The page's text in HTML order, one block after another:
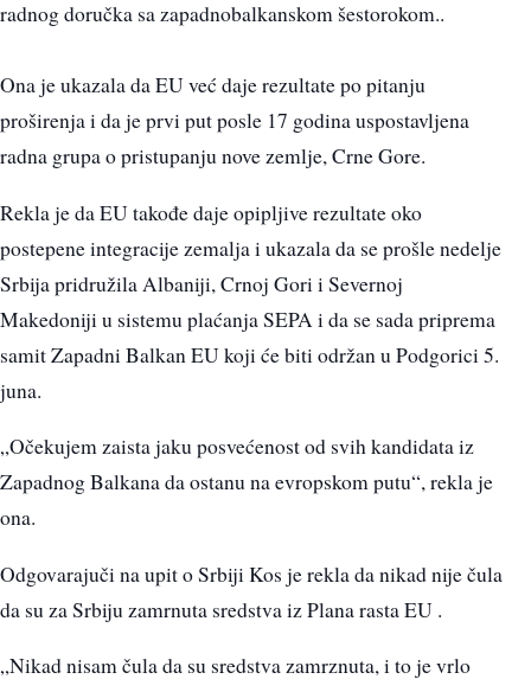
radnog doručka sa zapadnobalkanskom šestorokom..
Ona je ukazala da EU već daje rezultate po pitanju
proširenja i da je prvi put posle 17 godina uspostavljena
radna grupa o pristupanju nove zemlje, Crne Gore.
Rekla je da EU takođe daje opipljive rezultate oko
postepene integracije zemalja i ukazala da se prošle nedelje
Srbija pridružila Albaniji, Crnoj Gori i Severnoj
Makedoniji u sistemu plaćanja SEPA i da se sada priprema
samit Zapadni Balkan EU koji će biti održan u Podgorici 5.
juna.
„Očekujem zaista jaku posvećenost od svih kandidata iz
Zapadnog Balkana da ostanu na evropskom putu“, rekla je
ona.
Odgovarajuči na upit o Srbiji Kos je rekla da nikad nije čula
da su za Srbiju zamrnuta sredstva iz Plana rasta EU .
„Nikad nisam čula da su sredstva zamrznuta, i to je vrlo